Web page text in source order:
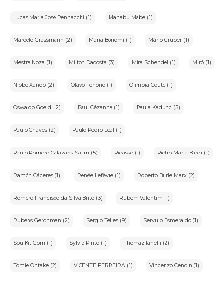
Lucas Maria José Pennacchi (1) Manabu Mabe (1)
Marcelo Grassmann (2) Maria Bonomi (1) Mário Gruber (1)
Mestre Noza (1) Milton Dacosta (3) Mira Schendel (1) Miró (1)
Niobe Xandó (2) Olavo Tenório (1) Olimpia Couto (1)
Oswaldo Goeldi (2) Paul Cézanne (1) Paula Kadunc (5)
Paulo Chaves (2) Paulo Pedro Leal (1)
Paulo Romero Calazans Salim (5) Picasso (1) Pietro Maria Bardi (1)
Ramón Cáceres (1) Renée Lefèvre (1) Roberto Burle Marx (2)
Romero Francisco da Silva Brito (3) Rubem Valentim (1)
Rubens Gerchman (2) Sergio Telles (9) Servulo Esmeraldo (1)
Sou Kit Gom (1) Sylvio Pinto (1) Thomaz Ianelli (2)
Tomie Ohtake (2) VICENTE FERREIRA (1) Vincenzo Cencin (1)